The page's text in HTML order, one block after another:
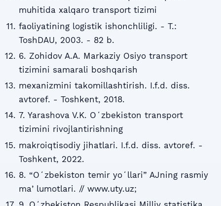
muhitida xalqaro transport tizimi
faoliyatining logistik ishonchliligi. - T.:
ToshDAU, 2003. - 82 b.
6. Zohidov A.A. Markaziy Osiyo transport
tizimini samarali boshqarish
mexanizmini takomillashtirish. I.f.d. diss.
avtoref. - Toshkent, 2018.
7. Yarashova V.K. Oʻzbekiston transport
tizimini rivojlantirishning
makroiqtisodiy jihatlari. I.f.d. diss. avtoref. -
Toshkent, 2022.
8. “Oʻzbekiston temir yoʻllari” AJning rasmiy
maʼlumotlari. // www.uty.uz;